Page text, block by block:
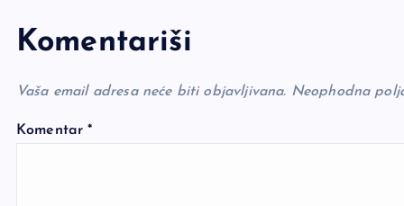
Komentariši
Vaša email adresa neće biti objavljivana. Neophodna
Komentar*